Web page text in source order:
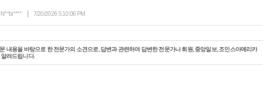
N**bi**** 7/20/2026 5:10:06 PM
내용을 바탕으로 한 전문가의 소견으로, 답변과 관련하여 답변한 전문가나 회원, 중앙일보, 조인스아메리카
려드립니다.